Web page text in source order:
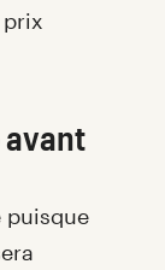
prix
avant
puisque